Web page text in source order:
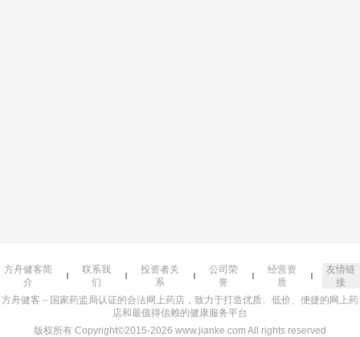
方舟健客简
介
联系我
们
投资者关
系
公司荣
誉
经营资
质
友情链
接
方舟健客－国家药监局认证的合法网上药店，致力于打造优质、低价、便捷的网上药
店和最值得信赖的健康服务平台
版权所有 Copyright©2015-2026 www.jianke.com All rights reserved